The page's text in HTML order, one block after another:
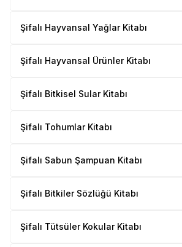
Şifalı Hayvansal Yağlar Kitabı
Şifalı Hayvansal Ürünler Kitabı
Şifalı Bitkisel Sular Kitabı
Şifalı Tohumlar Kitabı
Şifalı Sabun Şampuan Kitabı
Şifalı Bitkiler Sözlüğü Kitabı
Şifalı Tütsüler Kokular Kitabı